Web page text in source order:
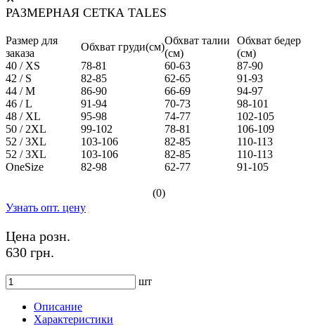
РАЗМЕРНАЯ СЕТКА TALES
Размер для
заказа
Обхват груди(см)
Обхват талии
(см)
Обхват бедер
(см)
40 / XS
78-81 60-63
87-90
42 / S
82-85 62-65
91-93
44 / M
86-90 66-69
94-97
46 / L
91-94 70-73
98-101
48 / XL
95-98 74-77
102-105
50 / 2XL
99-102 78-81
106-109
52 / 3XL
103-106 82-85
110-113
52 / 3XL
103-106 82-85
110-113
OneSize
82-98 62-77 91-105
(0)
Узнать опт. цену
Цена розн.
630 грн.
шт
Описание
Характеристики